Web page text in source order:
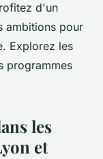
d'un
ambitions pour
Explorez les
programmes
les
et